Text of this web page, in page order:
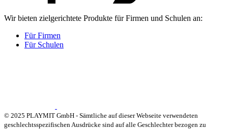
Wir bieten zielgerichtete Produkte für Firmen und Schulen an:
Für Firmen
Für Schulen
© 2025 PLAYMIT GmbH - Sämtliche auf dieser Webseite verwendeten
geschlechtsspezifischen Ausdrücke sind auf alle Geschlechter bezogen zu